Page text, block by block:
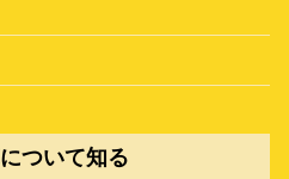
ついて知る